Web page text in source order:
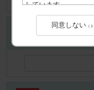
しています。
個人情報の第三者提
同意しない （